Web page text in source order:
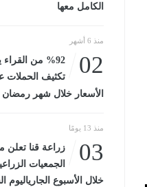
الكامل معها
منذ 6 أشهر
02
%92 من
تكثيف الحملات
الأسعار خلال شهر رمضان
منذ 13 يومًا
03
زراعة قنا تعلن
الجمعيات